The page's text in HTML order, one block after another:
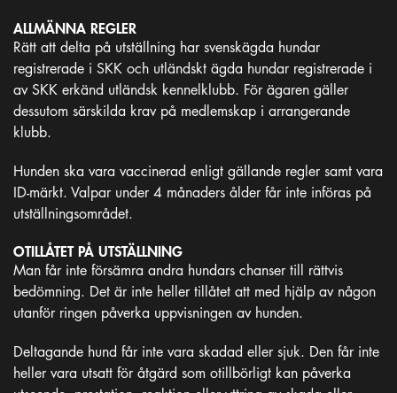
ALLMÄNNA REGLER
Rätt att delta på utställning har svenskägda hundar
registrerade i SKK och utländskt ägda hundar registrerade i
av SKK erkänd utländsk kennelklubb. För ägaren gäller
dessutom särskilda krav på medlemskap i arrangerande
klubb.
Hunden ska vara vaccinerad enligt gällande regler samt vara
ID-märkt. Valpar under 4 månaders ålder får inte införas på
utställningsområdet.
OTILLÅTET PÅ UTSTÄLLNING
Man får inte försämra andra hundars chanser till rättvis
bedömning. Det är inte heller tillåtet att med hjälp av någon
utanför ringen påverka uppvisningen av hunden.
Deltagande hund får inte vara skadad eller sjuk. Den får inte
heller vara utsatt för åtgärd som otillbörligt kan påverka